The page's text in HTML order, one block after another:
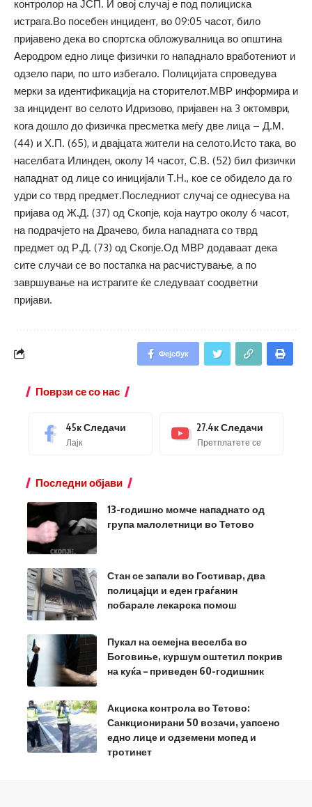
контролор на ЈСП. И овој случај е под полициска
истрага.Во посебен инцидент, во 09:05 часот, било
пријавено дека во спортска обложувалница во општина
Аеродром едно лице физички го нападнало вработениот и
одзело пари, по што избегало. Полицијата спроведува
мерки за идентификација на сторителот.МВР информира и
за инцидент во селото Идризово, пријавен на 3 октомври,
кога дошло до физичка пресметка меѓу две лица – Д.М.
(44) и Х.П. (65), и двајцата жители на селото.Исто така, во
населбата Илинден, околу 14 часот, С.В. (52) бил физички
нападнат од лице со иницијали Т.Н., кое се обидело да го
удри со тврд предмет.Последниот случај се однесува на
пријава од Ж.Д. (37) од Скопје, која наутро околу 6 часот,
на подрачјето на Драчево, била нападната со тврд
предмет од Р.Д. (73) од Скопје.Од МВР додаваат дека
сите случаи се во постапка на расчистување, а по
завршување на истрагите ќе следуваат соодветни
пријави.
Фејсбук
Поврзи се со нас
45кСледачи
Лајк
27.4кСледачи
Претплатете се
Последни објави
13-годишно момче нападнато од
група малолетници во Тетово
Стан се запали во Гостивар, два
полицајци и еден граѓанин
побарале лекарска помош
Пукал на семејна веселба во
Боговиње, куршум оштетил покрив
на куќа – приведен 60-годишник
Акциска контрола во Тетово:
Санкционирани 50 возачи, уапсено
едно лице и одземени мопед и
тротинет